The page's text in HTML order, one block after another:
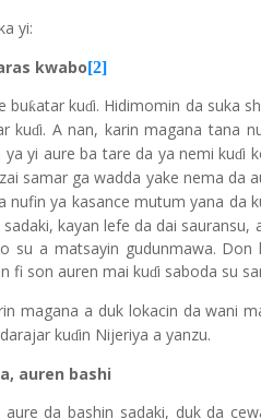
yi:
kwabo[2]
buƙatar kuɗi. Hidimomin da suka
kuɗi. A nan, karin magana tana
yi aure ba tare da ya nemi kuɗi
samar ga wadda yake nema da
nufin ya kasance mutum yana da
kayan lefe da dai
su a matsayin gudunmawa.
fi son auren mai kuɗi saboda su
magana a duk lokacin da wani
kuɗin Nijeriya a yanzu.
auren bashi
da bashin sadaki, duk da